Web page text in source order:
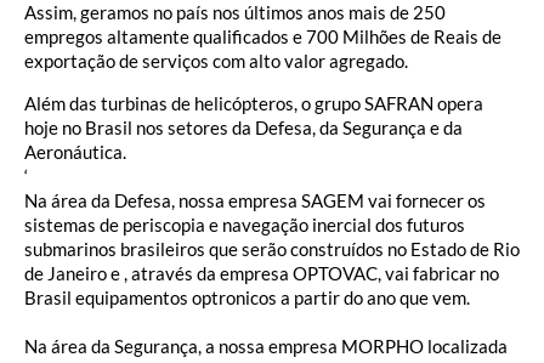
Assim, geramos no país nos últimos anos mais de 250
empregos altamente qualificados e 700 Milhões de Reais de
exportação de serviços com alto valor agregado.
Além das turbinas de helicópteros, o grupo SAFRAN opera
hoje no Brasil nos setores da Defesa, da Segurança e da
Aeronáutica.
‘
Na área da Defesa, nossa empresa SAGEM vai fornecer os
sistemas de periscopia e navegação inercial dos futuros
submarinos brasileiros que serão construídos no Estado de Rio
de Janeiro e , através da empresa OPTOVAC, vai fabricar no
Brasil equipamentos optronicos a partir do ano que vem.
Na área da Segurança, a nossa empresa MORPHO localizada